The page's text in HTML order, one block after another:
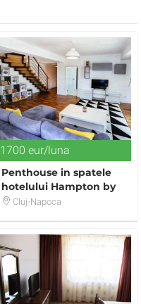
1700 eur/luna
Penthouse in spatele
hotelului Hampton by
Hilton
Cluj-Napoca